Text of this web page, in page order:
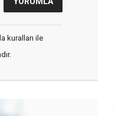
kuralları ile